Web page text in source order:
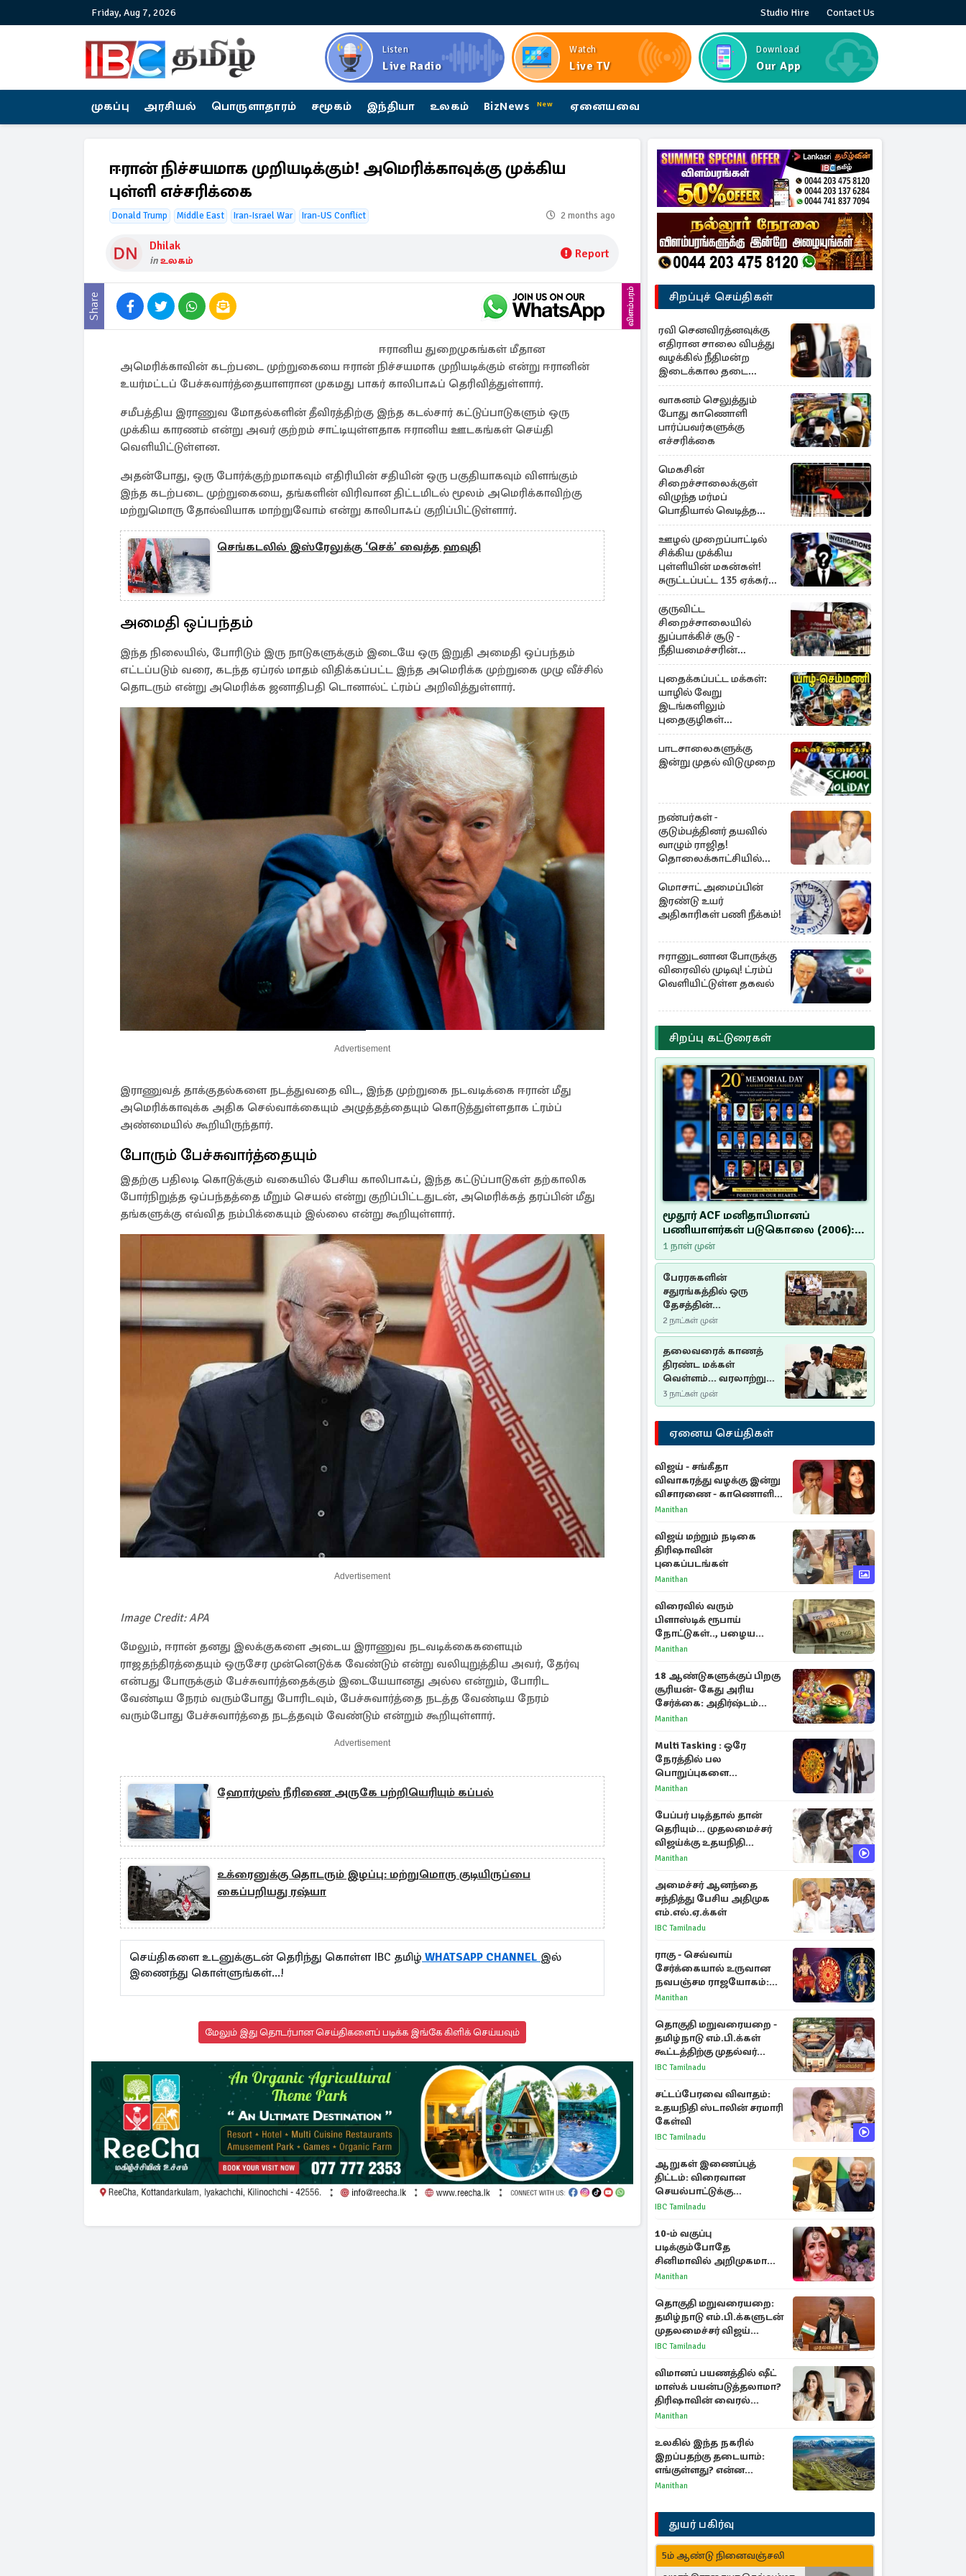
Friday, Aug 7, 2026 Studio Hire Contact Us
Listen
Live Radio
Watch
Live TV
Download
Our App
முகப்பு அரசியல் பொருளாதாரம் சமூகம் இந்தியா உலகம் BizNews New ஏனையவை
ஈரான் நிச்சயமாக முறியடிக்கும்! அமெரிக்காவுக்கு முக்கிய
புள்ளி எச்சரிக்கை
Donald Trump Middle East Iran-Israel War Iran-US Conflict 2 months ago
Dhilak
inஉலகம் Report
Share விளம்பரம்
ஈரானிய துறைமுகங்கள் மீதான
அமெரிக்காவின் கடற்படை முற்றுகையை ஈரான் நிச்சயமாக முறியடிக்கும் என்று ஈரானின்
உயர்மட்டப் பேச்சுவார்த்தையாளரான முகமது பாகர் காலிபாஃப் தெரிவித்துள்ளார்.
சமீபத்திய இராணுவ மோதல்களின் தீவிரத்திற்கு இந்த கடல்சார் கட்டுப்பாடுகளும் ஒரு
முக்கிய காரணம் என்று அவர் குற்றம் சாட்டியுள்ளதாக ஈரானிய ஊடகங்கள் செய்தி
வெளியிட்டுள்ளன.
அதன்போது, ஒரு போர்க்குற்றமாகவும் எதிரியின் சதியின் ஒரு பகுதியாகவும் விளங்கும்
இந்த கடற்படை முற்றுகையை, தங்களின் விரிவான திட்டமிடல் மூலம் அமெரிக்காவிற்கு
மற்றுமொரு தோல்வியாக மாற்றுவோம் என்று காலிபாஃப் குறிப்பிட்டுள்ளார்.
செங்கடலில் இஸ்ரேலுக்கு ‘செக்’ வைத்த ஹவுதி
அமைதி ஒப்பந்தம்
இந்த நிலையில், போரிடும் இரு நாடுகளுக்கும் இடையே ஒரு இறுதி அமைதி ஒப்பந்தம்
எட்டப்படும் வரை, கடந்த ஏப்ரல் மாதம் விதிக்கப்பட்ட இந்த அமெரிக்க முற்றுகை முழு வீச்சில்
தொடரும் என்று அமெரிக்க ஜனாதிபதி டொனால்ட் ட்ரம்ப் அறிவித்துள்ளார்.
Advertisement
இராணுவத் தாக்குதல்களை நடத்துவதை விட, இந்த முற்றுகை நடவடிக்கை ஈரான் மீது
அமெரிக்காவுக்க அதிக செல்வாக்கையும் அழுத்தத்தையும் கொடுத்துள்ளதாக ட்ரம்ப்
அண்மையில் கூறியிருந்தார்.
போரும் பேச்சுவார்த்தையும்
இதற்கு பதிலடி கொடுக்கும் வகையில் பேசிய காலிபாஃப், இந்த கட்டுப்பாடுகள் தற்காலிக
போர்நிறுத்த ஒப்பந்தத்தை மீறும் செயல் என்று குறிப்பிட்டதுடன், அமெரிக்கத் தரப்பின் மீது
தங்களுக்கு எவ்வித நம்பிக்கையும் இல்லை என்று கூறியுள்ளார்.
Advertisement
Image Credit: APA
மேலும், ஈரான் தனது இலக்குகளை அடைய இராணுவ நடவடிக்கைகளையும்
ராஜதந்திரத்தையும் ஒருசேர முன்னெடுக்க வேண்டும் என்று வலியுறுத்திய அவர், தேர்வு
என்பது போருக்கும் பேச்சுவார்த்தைக்கும் இடையேயானது அல்ல என்றும், போரிட
வேண்டிய நேரம் வரும்போது போரிடவும், பேச்சுவார்த்தை நடத்த வேண்டிய நேரம்
வரும்போது பேச்சுவார்த்தை நடத்தவும் வேண்டும் என்றும் கூறியுள்ளார்.
Advertisement
ஹோர்முஸ் நீரிணை அருகே பற்றியெரியும் கப்பல்
உக்ரைனுக்கு தொடரும் இழப்பு: மற்றுமொரு குடியிருப்பை
கைப்பறியது ரஷ்யா
செய்திகளை உடனுக்குடன் தெரிந்து கொள்ள IBC தமிழ் WHATSAPP CHANNEL இல்
இணைந்து கொள்ளுங்கள்...!
மேலும் இது தொடர்பான செய்திகளைப் படிக்க இங்கே கிளிக் செய்யவும்
சிறப்புச் செய்திகள்
ரவி செனவிரத்னவுக்கு
எதிரான சாலை விபத்து
வழக்கில் நீதிமன்ற
இடைக்கால தடை
உத்தரவு!
வாகனம் செலுத்தும்
போது காணொளி
பார்ப்பவர்களுக்கு
எச்சரிக்கை
மெகசின்
சிறைச்சாலைக்குள்
விழுந்த மர்மப்
பொதியால் வெடித்த
மோதல் - ஒருவர் பலி :
பலர் காயம்
ஊழல் முறைப்பாட்டில்
சிக்கிய முக்கிய
புள்ளியின் மகன்கள்!
சுருட்டப்பட்ட 135 ஏக்கர்
தேயிலைத் தோட்டம்
குருவிட்ட
சிறைச்சாலையில்
துப்பாக்கிச் சூடு -
நீதியமைச்சரின்
அறிவிப்பு
புதைக்கப்பட்ட மக்கள்:
யாழில் வேறு
இடங்களிலும்
புதைகுழிகள்
இருக்கலாம்..!
எழுமாற்றாக அகழ்வு
பாடசாலைகளுக்கு
இன்று முதல் விடுமுறை
நண்பர்கள் -
குடும்பத்தினர் தயவில்
வாழும் ராஜித!
தொலைக்காட்சியில்
குமுறல்
மொசாட் அமைப்பின்
இரண்டு உயர்
அதிகாரிகள் பணி நீக்கம்!
ஈரானுடனான போருக்கு
விரைவில் முடிவு! ட்ரம்ப்
வெளியிட்டுள்ள தகவல்
சிறப்பு கட்டுரைகள்
மூதூர் ACF மனிதாபிமானப்
பணியாளர்கள் படுகொலை (2006):
20 ஆண்டுகளாகியும் நீதி
மறுக்கப்பட்ட மனிதாபிமானப்
பேரவலம்
1 நாள் முன்
பேரரசுகளின்
சதுரங்கத்தில் ஒரு
தேசத்தின்
தீர்க்கதரிசனம் :
சுதுமலை பிரகடனம்
ஒரு வரலாற்றுப் பாடம்
2 நாட்கள் முன்
தலைவரைக் காணத்
திரண்ட மக்கள்
வெள்ளம்... வரலாற்றுச்
சிறப்புமிக்க சுதுமலைப்
பிரகடனம்…
3 நாட்கள் முன்
ஏனைய செய்திகள்
விஜய் - சங்கீதா
விவாகரத்து வழக்கு இன்று
விசாரணை - காணொளி
மூலம் ஆஜராக வாய்ப்பு
Manithan
விஜய் மற்றும் நடிகை
திரிஷாவின்
புகைப்படங்கள்
Manithan
விரைவில் வரும்
பிளாஸ்டிக் ரூபாய்
நோட்டுகள்.., பழைய
காகித நோட்டுகள்
Manithan
18 ஆண்டுகளுக்குப் பிறகு
சூரியன்- கேது அரிய
சேர்க்கை: அதிர்ஷ்டம்
பெறும் 3 ராசிகள்!
Manithan
Multi Tasking : ஒரே
நேரத்தில் பல
பொறுப்புகளை
கையாளும் டாப் 3 ராசிகள்!
Manithan
பேப்பர் படித்தால் தான்
தெரியும்... முதலமைச்சர்
விஜய்க்கு உதயநிதி
ஸ்டாலின் பதிலடி
Manithan
அமைச்சர் ஆனந்தை
சந்தித்து பேசிய அதிமுக
எம்.எல்.ஏ.க்கள்
IBC Tamilnadu
ராகு - செவ்வாய்
சேர்க்கையால் உருவான
நவபஞ்சம ராஜயோகம்:
அதிர்ஷ்டம் பெறும் 3
Manithan
தொகுதி மறுவரையறை -
தமிழ்நாடு எம்.பி.க்கள்
கூட்டத்திற்கு முதல்வர்
விஜய் அழைப்பு
IBC Tamilnadu
சட்டப்பேரவை விவாதம்:
உதயநிதி ஸ்டாலின் சரமாரி
கேள்வி
IBC Tamilnadu
ஆறுகள் இணைப்புத்
திட்டம்: விரைவான
செயல்பாட்டுக்கு
பிரதமருக்கு முதலமைச்சர்
IBC Tamilnadu
10-ம் வகுப்பு
படிக்கும்போதே
சினிமாவில் அறிமுகமான
த்ரிஷா! உண்மையை
காந்தி
Manithan
தொகுதி மறுவரையறை:
தமிழ்நாடு எம்.பி.க்களுடன்
முதலமைச்சர் விஜய்
ஆலோசனை
IBC Tamilnadu
விமானப் பயணத்தில் ஷீட்
மாஸ்க் பயன்படுத்தலாமா?
திரிஷாவின் வைரல்
செல்ஃபிக்கு மருத்துவர்
Manithan
உலகில் இந்த நகரில்
இறப்பதற்கு தடையாம்:
எங்குள்ளது? என்ன
காரணம் தெரியுமா?
Manithan
துயர் பகிர்வு
5ம் ஆண்டு நினைவஞ்சலி